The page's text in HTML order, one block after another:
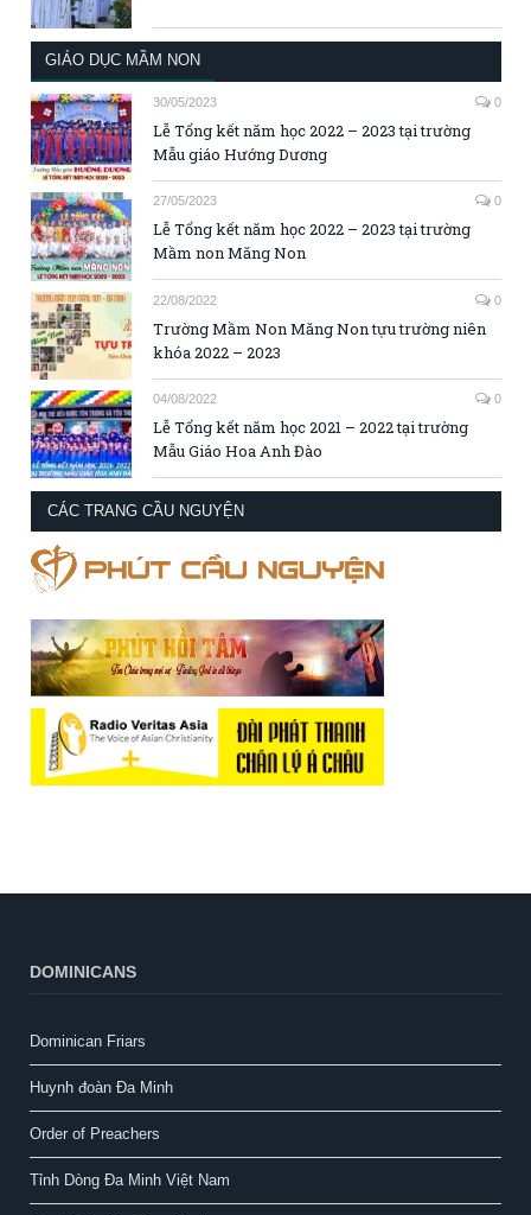
GIÁO DỤC MẦM NON
30/05/2023 0
Lễ Tổng kết năm học 2022 – 2023 tại trường
Mẫu giáo Hướng Dương
27/05/2023 0
Lễ Tổng kết năm học 2022 – 2023 tại trường
Mầm non Măng Non
22/08/2022 0
Trường Mầm Non Măng Non tựu trường niên
khóa 2022 – 2023
04/08/2022 0
Lễ Tổng kết năm học 2021 – 2022 tại trường
Mẫu Giáo Hoa Anh Đào
CÁC TRANG CẦU NGUYỆN
DOMINICANS
Dominican Friars
Huynh đoàn Đa Minh
Order of Preachers
Tỉnh Dòng Đa Minh Việt Nam